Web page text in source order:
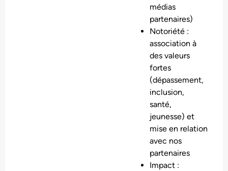
médias
partenaires)
Notoriété :
association à
des valeurs
fortes
(dépassement,
inclusion,
santé,
jeunesse) et
mise en relation
avec nos
partenaires
Impact :